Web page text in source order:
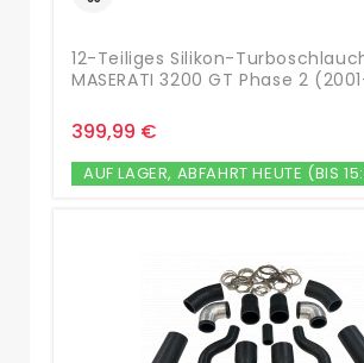
12-Teiliges Silikon-
MASERATI 3200 GT Phase 2
399,99 €
AUF LAGER, ABFAHRT HEUTE (BIS